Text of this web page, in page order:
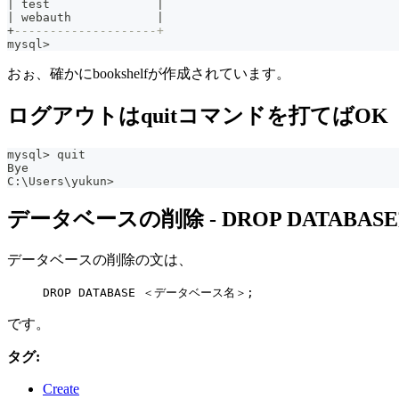
test
webauth
+--------------------+
mysql >
おぉ、確かにbookshelfが作成されています。
ログアウトはquitコマンドを打てばOK
mysql > quit
Bye
C:\Users\yukun>
データベースの削除 - DROP
データベースの削除の文は、
DROP DATABASE ＜データベース名＞;
です。
タグ:
Create